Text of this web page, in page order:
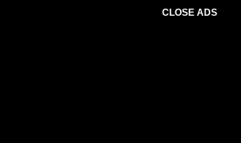
CLOSE ADS